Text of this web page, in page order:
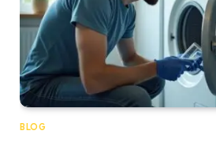
BLOG